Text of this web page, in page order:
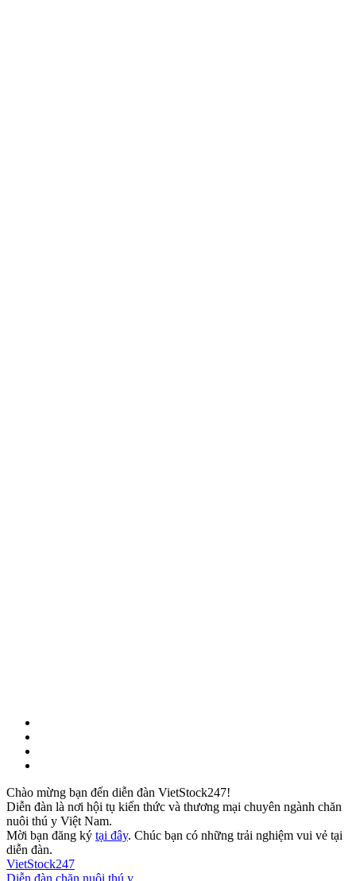
Chào mừng bạn đến diễn đàn VietStock247!
Diễn đàn là nơi hội tụ kiến thức và thương mại chuyên ngành chăn
nuôi thú y Việt Nam.
Mời bạn đăng ký tại đây. Chúc bạn có những trải nghiệm vui vẻ tại
diễn đàn.
VietStock247